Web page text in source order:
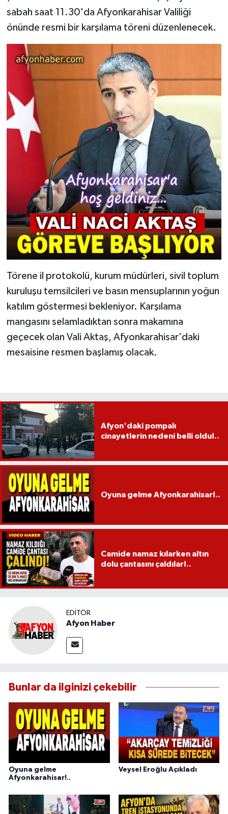
sabah saat 11.30'da Afyonkarahisar Valiliği
önünde resmi bir karşılama töreni düzenlenecek.
Törene il protokolü, kurum müdürleri, sivil toplum
kuruluşu temsilcileri ve basın mensuplarının yoğun
katılım göstermesi bekleniyor. Karşılama
mangasını selamladıktan sonra makamına
geçecek olan Vali Aktaş, Afyonkarahisar'daki
mesaisine resmen başlamış olacak.
Afyon'daki pompalı
cinayetlerin nedeni belli oldu!..
Oyuna gelme Afyonkarahisar!..
Camide namaz kılarken altın
dolu çantasını çaldılar!..
EDITÖR
Afyon Haber
Bunlar da ilginizi çekebilir
Oyuna gelme
Afyonkarahisar!..
Veysel Eroğlu Açıkladı